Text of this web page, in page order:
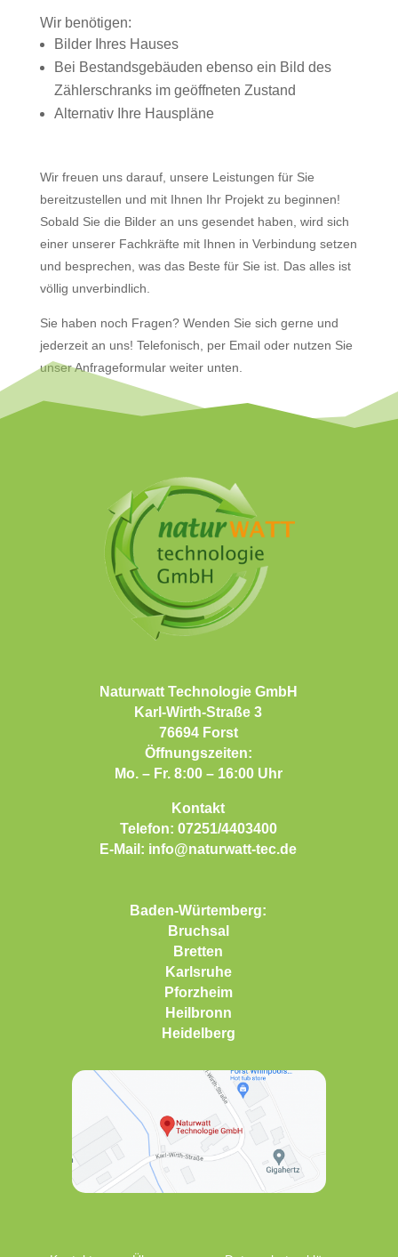
Wir benötigen:
Bilder Ihres Hauses
Bei Bestandsgebäuden ebenso ein Bild des
Zählerschranks im geöffneten Zustand
Alternativ Ihre Hauspläne
Wir freuen uns darauf, unsere Leistungen für Sie
bereitzustellen und mit Ihnen Ihr Projekt zu beginnen!
Sobald Sie die Bilder an uns gesendet haben, wird sich
einer unserer Fachkräfte mit Ihnen in Verbindung setzen
und besprechen, was das Beste für Sie ist. Das alles ist
völlig unverbindlich.
Sie haben noch Fragen? Wenden Sie sich gerne und
jederzeit an uns! Telefonisch, per Email oder nutzen Sie
unser Anfrageformular weiter unten.
Naturwatt Technologie GmbH
Karl-Wirth-Straße 3
76694 Forst
Öffnungszeiten:
Mo. – Fr. 8:00 – 16:00 Uhr
Kontakt
Telefon: 07251/4403400
E-Mail: info@naturwatt-tec.de
Baden-Würtemberg:
Bruchsal
Bretten
Karlsruhe
Pforzheim
Heilbronn
Heidelberg